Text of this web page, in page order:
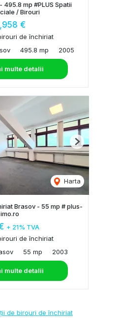
495.8 mp #PLUS Spatii
/ Birouri
€
de închiriat
495.8 mp 2005
multe detalii
Harta
Next
Brasov - 55 mp # plus-
imo.ro
+ 21% TVA
de închiriat
55 mp 2003
multe detalii
de birouri de închiriat